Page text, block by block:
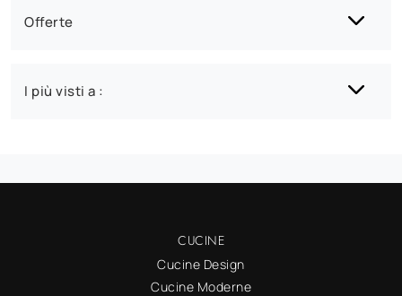
Offerte
I più visti a :
CUCINE
Cucine Design
Cucine Moderne